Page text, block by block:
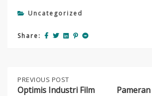
Uncategorized
Share:
Post
PREVIOUS
POST:
PREVIOUS POST
Optimis Industri Film
POST: